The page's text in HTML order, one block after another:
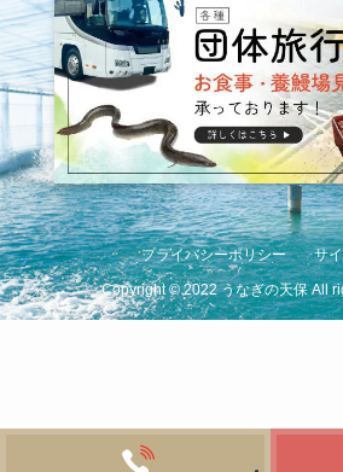
プライバシーポリシー サ
Copyright©2022 うなぎの天保 All